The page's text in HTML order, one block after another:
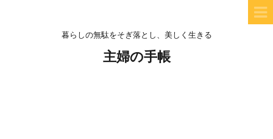
暮らしの無駄をそぎ落とし、美しく生きる
主婦の手帳